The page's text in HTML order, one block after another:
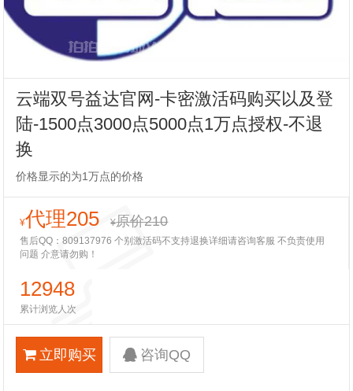
云端双号益达官网-卡密激活码购买以及登
陆-1500点3000点5000点1万点授权-不退
换
价格显示的为1万点的价格
¥代理205 ¥原价210
售后QQ：809137976 个别激活码不支持退换详细请咨询客服 不负责使用
问题 介意请勿购！
12948
累计浏览人次
立即购买 咨询QQ